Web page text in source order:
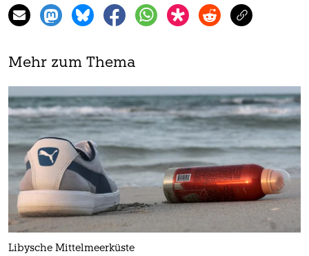
Mehr zum Thema
Libysche Mittelmeerküste